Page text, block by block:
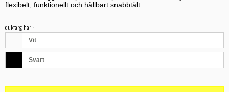
flexibelt, funktionellt och hållbart snabbtält.
dukfärg här!:
Vit
Svart